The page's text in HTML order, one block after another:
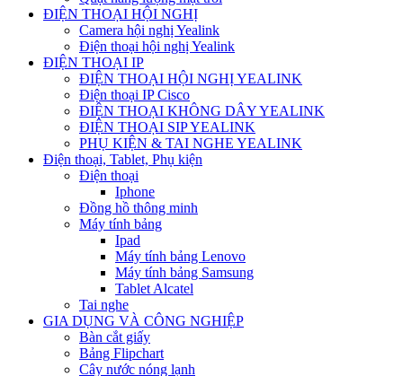
ĐIỆN THOẠI HỘI NGHỊ
Camera hội nghị Yealink
Điện thoại hội nghị Yealink
ĐIỆN THOẠI IP
ĐIỆN THOẠI HỘI NGHỊ YEALINK
Điện thoại IP Cisco
ĐIỆN THOẠI KHÔNG DÂY YEALINK
ĐIỆN THOẠI SIP YEALINK
PHỤ KIỆN & TAI NGHE YEALINK
Điện thoại, Tablet, Phụ kiện
Điện thoại
Iphone
Đồng hồ thông minh
Máy tính bảng
Ipad
Máy tính bảng Lenovo
Máy tính bảng Samsung
Tablet Alcatel
Tai nghe
GIA DỤNG VÀ CÔNG NGHIỆP
Bàn cắt giấy
Bảng Flipchart
Cây nước nóng lạnh